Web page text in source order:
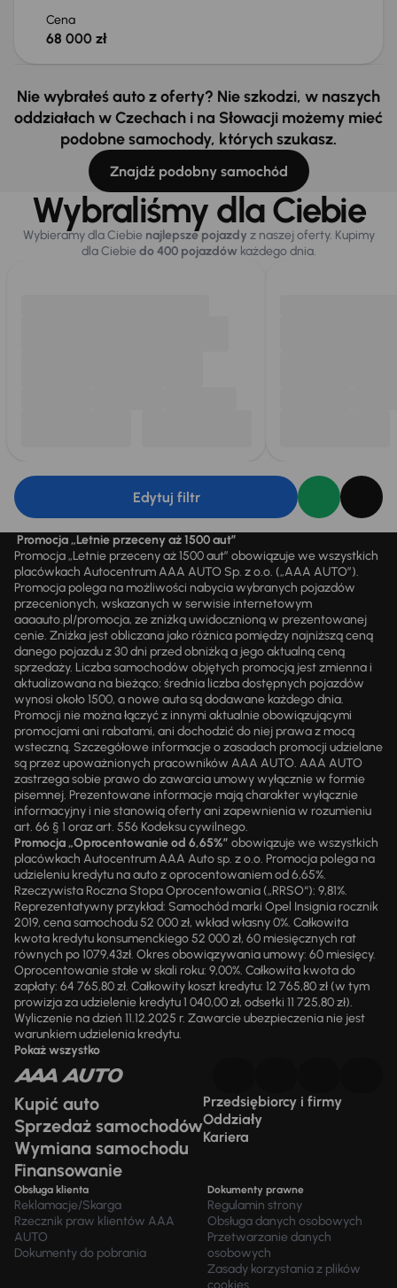
Cena
68 000 zł
Nie wybrałeś auto z oferty? Nie szkodzi, w naszych
oddziałach w Czechach i na Słowacji możemy mieć
podobne samochody, których szukasz.
Znajdź podobny samochód
Wybraliśmy dla Ciebie
Wybieramy dla Ciebie najlepsze pojazdy z naszej oferty. Kupimy
dla Ciebiedo 400 pojazdówkażdego dnia.
Edytuj filtr
Promocja „Letnie przeceny aż 1500 aut”
Promocja „Letnie przeceny aż 1500 aut” obowiązuje we wszystkich
placówkach Autocentrum AAA AUTO Sp. z o.o. („AAA AUTO”).
Promocja polega na możliwości nabycia wybranych pojazdów
przecenionych, wskazanych w serwisie internetowym
aaaauto.pl/promocja, ze zniżką uwidocznioną w prezentowanej
cenie. Zniżka jest obliczana jako różnica pomiędzy najniższą ceną
danego pojazdu z 30 dni przed obniżką a jego aktualną ceną
sprzedaży. Liczba samochodów objętych promocją jest zmienna i
aktualizowana na bieżąco; średnia liczba dostępnych pojazdów
wynosi około 1500, a nowe auta są dodawane każdego dnia.
Promocji nie można łączyć z innymi aktualnie obowiązującymi
promocjami ani rabatami, ani dochodzić do niej prawa z mocą
wsteczną. Szczegółowe informacje o zasadach promocji udzielane
są przez upoważnionych pracowników AAA AUTO. AAA AUTO
zastrzega sobie prawo do zawarcia umowy wyłącznie w formie
pisemnej. Prezentowane informacje mają charakter wyłącznie
informacyjny i nie stanowią oferty ani zapewnienia w rozumieniu
art. 66 § 1 oraz art. 556 Kodeksu cywilnego.
Promocja „Oprocentowanie od 6,65%” obowiązuje we wszystkich
placówkach Autocentrum AAA Auto sp. z o.o. Promocja polega na
udzieleniu kredytu na auto z oprocentowaniem od 6,65%.
Rzeczywista Roczna Stopa Oprocentowania („RRSO“): 9,81%.
Reprezentatywny przykład: Samochód marki Opel Insignia rocznik
2019, cena samochodu 52 000 zł, wkład własny 0%. Całkowita
kwota kredytu konsumenckiego 52 000 zł, 60 miesięcznych rat
równych po 1079,43zł. Okres obowiązywania umowy: 60 miesięcy.
Oprocentowanie stałe w skali roku: 9,00%. Całkowita kwota do
zapłaty: 64 765,80 zł. Całkowity koszt kredytu: 12 765,80 zł (w tym
prowizja za udzielenie kredytu 1 040,00 zł, odsetki 11 725,80 zł).
Wyliczenie na dzień 11.12.2025 r. Zawarcie ubezpieczenia nie jest
warunkiem udzielenia kredytu.
Pokaż wszystko
Kupić auto
Sprzedaż samochodów
Wymiana samochodu
Finansowanie
Przedsiębiorcy i firmy
Oddziały
Kariera
Obsługa klienta
Reklamacje/Skarga
Rzecznik praw klientów AAA
AUTO
Dokumenty do pobrania
Dokumenty prawne
Regulamin strony
Obsługa danych osobowych
Przetwarzanie danych
osobowych
Zasady korzystania z plików
cookies